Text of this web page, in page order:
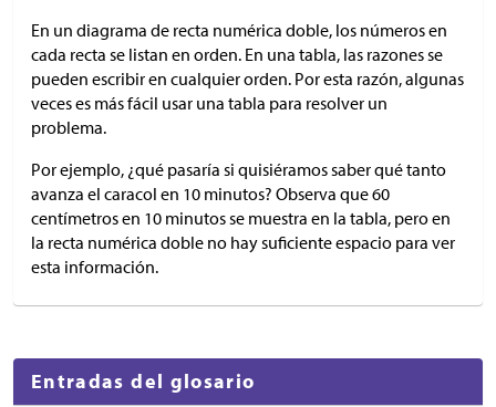
En un diagrama de recta numérica doble, los números en
cada recta se listan en orden. En una tabla, las razones se
pueden escribir en cualquier orden. Por esta razón, algunas
veces es más fácil usar una tabla para resolver un
problema.
Por ejemplo, ¿qué pasaría si quisiéramos saber qué tanto
avanza el caracol en 10 minutos? Observa que 60
centímetros en 10 minutos se muestra en la tabla, pero en
la recta numérica doble no hay suficiente espacio para ver
esta información.
Entradas del glosario